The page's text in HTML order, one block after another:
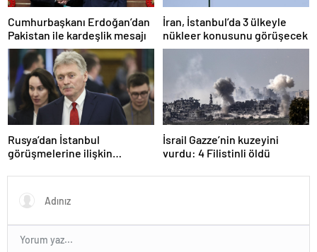
Cumhurbaşkanı Erdoğan’dan
Pakistan ile kardeşlik mesajı
İran, İstanbul’da 3 ülkeyle
nükleer konusunu görüşecek
Rusya’dan İstanbul
görüşmelerine ilişkin
İsrail Gazze’nin kuzeyini
vurdu: 4 Filistinli öldü